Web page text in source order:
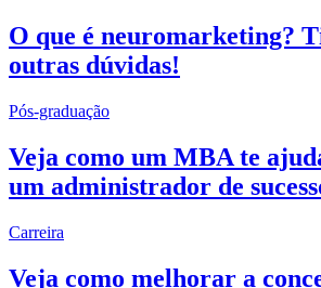
O que é neuromarketing?
outras dúvidas!
Pós-graduação
Veja como um MBA te
um administrador de
Carreira
Veja como melhorar a